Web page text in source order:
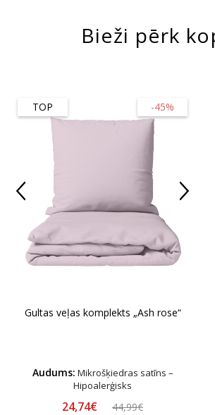
Bieži pērk
-45%
TOP
Gultas veļas komplekts „Ash rose“
Audums: Mikrošķiedras satīns –
Hipoalerģisks
24,74€ 44,99€